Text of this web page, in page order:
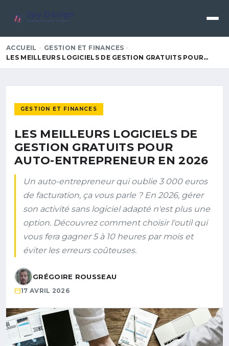
Créativité • Innovation • Excellence
ACCUEIL
GESTION ET FINANCES
LES MEILLEURS LOGICIELS DE GESTION GRATUITS POUR…
GESTION ET FINANCES
LES MEILLEURS LOGICIELS DE
GESTION GRATUITS POUR
AUTO-ENTREPRENEUR EN 2026
Un auto-entrepreneur qui oublie 3 000 euros
de facturation, ça vous parle ? En 2026, gérer
son activité sans logiciel adapté n'est plus une
option. Découvrez comment choisir l'outil qui
vous fera gagner 5 à 10 heures par mois et
éviter les erreurs coûteuses.
GRÉGOIRE ROUSSEAU
17 AVRIL 2026